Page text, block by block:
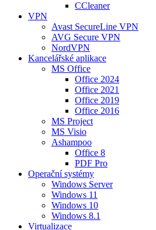
CCleaner
VPN
Avast SecureLine VPN
AVG Secure VPN
NordVPN
Kancelářské aplikace
MS Office
Office 2024
Office 2021
Office 2019
Office 2016
MS Project
MS Visio
Ashampoo
Office 8
PDF Pro
Operační systémy
Windows Server
Windows 11
Windows 10
Windows 8.1
Virtualizace